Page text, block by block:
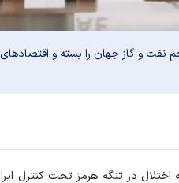
نفت و گاز جهان را بسته و اقتصاد‌های
در تنگه هرمز تحت کنترل